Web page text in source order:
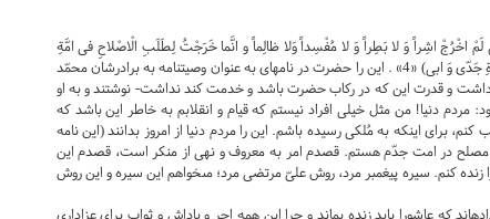
اشِراً وَ لا بَطِراً وَ لا مُفْسِداً وَلا ظالِماً و انَّما خَرَجْتُ لِطَلَبِ الْاصْلاحِ فى امَّةِ
جَدّى، اريدُ انْ امُرَ بِالْمَعْروفِ وَ انْهى‏ عَنِ الْمُنْكَرِ وَ اسيرَ بِسيرَةِ جَدّى وَ ابى) «4» . اين را حضرت در نامه‏اى به عنوان وصيتنامه به برادرشان محمّد
و قدرت اين كه در ركاب حضرت باشد و خدمت كند نداشت- نوشتند و به او
مردم دنيا! من مثل خيلى افراد نيستم كه قيام و انقلابم به خاطر اين باشد كه
براى اينكه به مُلكى رسيده باشم. اين را مردم دنيا از امروز بدانند (اين نامه
در امت جدّم هستم. قصدم امر به معروف و نهى از منكر است، قصدم اين
كنم. سيره پيغمبر مرد، روش علىّ مرتضى مرد؛ مى‏خواهم اين سيره و اين روش
كه عاشورا بايد زنده بماند و چرا اين همه اجر و پاداش و ثواب براى عزادارى